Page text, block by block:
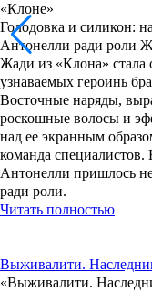
Голодовка и силикон:
Антонелли ради роли
Жади из «Клона» стала
узнаваемых героинь
Восточные наряды,
роскошные волосы и
над ее экранным
команда
Антонелли пришлось
ради роли.
Читать полностью
Выживалити.
«Выживалити.